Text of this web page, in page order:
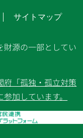
サイトマップ
財源の一部としてい
府「孤独・孤立対策
加しています。